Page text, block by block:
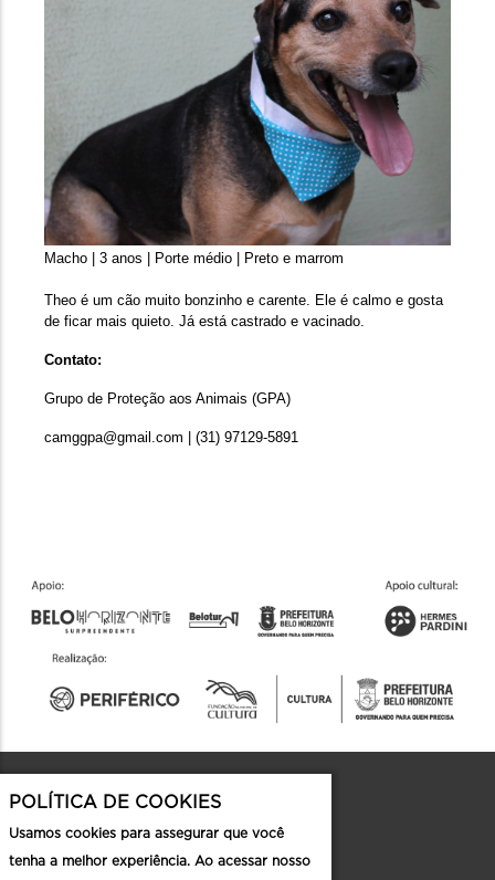
Macho | 3 anos | Porte médio | Preto e marrom
Theo é um cão muito bonzinho e carente. Ele é calmo e gosta
de ficar mais quieto. Já está castrado e vacinado.
Contato:
Grupo de Proteção aos Animais (GPA)
camggpa@gmail.com | (31) 97129-5891
Contato
POLÍTICA DE COOKIES
Usamos cookies para assegurar que você
tenha a melhor experiência. Ao acessar nosso